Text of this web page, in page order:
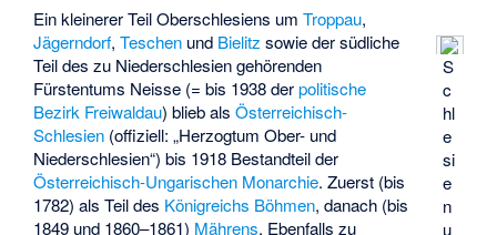
S
c
hl
e
si
e
n
u
Ein kleinerer Teil Oberschlesiens umTroppau,
Jägerndorf,Teschen und Bielitz sowie der südliche
Teil des zu Niederschlesien gehörenden
Fürstentums Neisse (= bis 1938 derpolitische
Bezirk Freiwaldau) blieb alsÖsterreichisch-
Schlesien (offiziell: „Herzogtum Ober- und
Niederschlesien“) bis 1918 Bestandteil der
Österreichisch-Ungarischen Monarchie. Zuerst (bis
1782) als Teil des Königreichs Böhmen, danach (bis
1849 und 1860–1861) Mährens. Ebenfalls zu